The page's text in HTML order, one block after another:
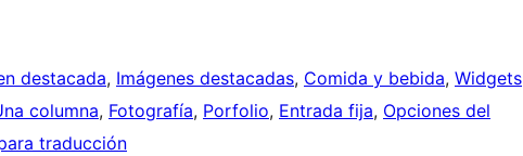
destacada, Imágenes destacadas, Comida y bebida, Widgets
columna, Fotografía, Porfolio, Entrada fija, Opciones del
traducción